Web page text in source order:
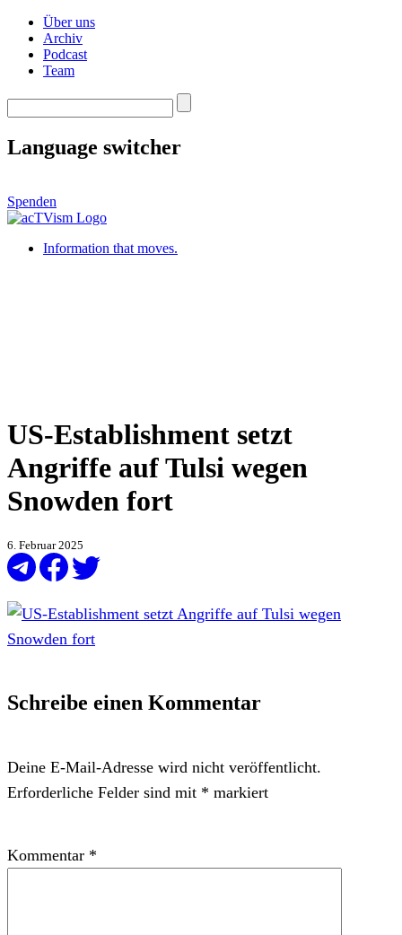
Über uns
Archiv
Podcast
Team
Language switcher
Spenden
Information that moves.
US-Establishment setzt
Angriffe auf Tulsi wegen
Snowden fort
6. Februar 2025
Schreibe einen Kommentar
Deine E-Mail-Adresse wird nicht veröffentlicht.
Erforderliche Felder sind mit * markiert
Kommentar *